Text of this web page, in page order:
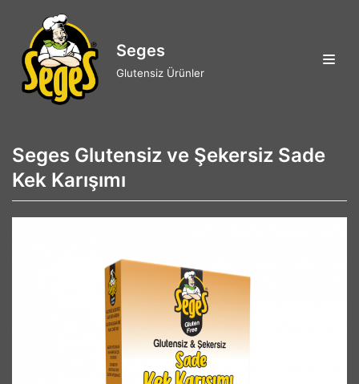
İçeriğe
geç
Seges
Glutensiz Ürünler
Seges Glutensiz ve Şekersiz Sade
Kek Karışımı